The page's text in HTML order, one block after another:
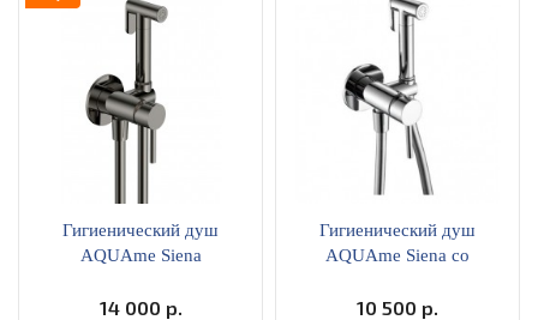
Гигиенический душ
AQUAme Siena
смесителем вороненая
14 000 р.
Гигиенический душ
AQUAme Siena со
AQM6217CR
10 500 р.